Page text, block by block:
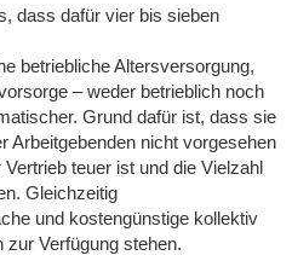
dass dafür vier bis sieben
betriebliche Altersversorgung,
– weder betrieblich noch
Grund dafür ist, dass sie
Arbeitgebenden nicht vorgesehen
teuer ist und die Vielzahl
Gleichzeitig
und kostengünstige kollektiv
Verfügung stehen.